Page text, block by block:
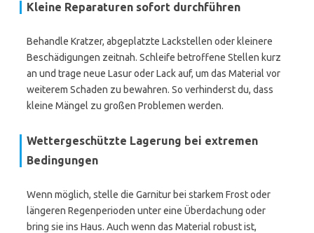
Kleine Reparaturen sofort durchführen
Behandle Kratzer, abgeplatzte Lackstellen oder kleinere
Beschädigungen zeitnah. Schleife betroffene Stellen kurz
an und trage neue Lasur oder Lack auf, um das Material vor
weiterem Schaden zu bewahren. So verhinderst du, dass
kleine Mängel zu großen Problemen werden.
Wettergeschützte Lagerung bei extremen
Bedingungen
Wenn möglich, stelle die Garnitur bei starkem Frost oder
längeren Regenperioden unter eine Überdachung oder
bring sie ins Haus. Auch wenn das Material robust ist,